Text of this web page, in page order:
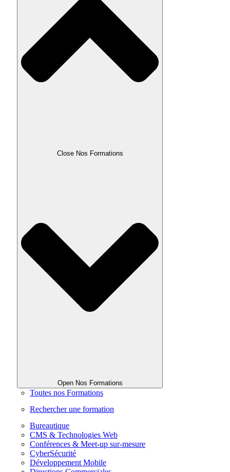
Close Nos Formations
Open Nos Formations
Toutes nos Formations
Rechercher une formation
Bureautique
CMS & Technologies Web
Conférences & Meet-up sur-mesure
CyberSécurité
Développement Mobile